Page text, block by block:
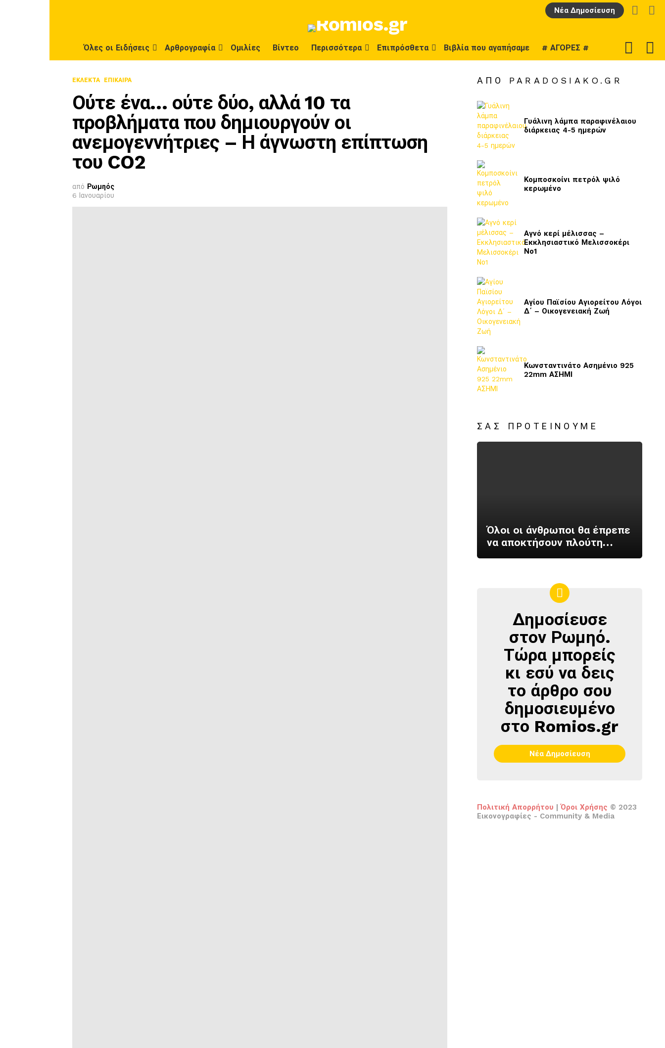
Νέα Δημοσίευση
LOGIN
Όλες οι Ειδήσεις Αρθρογραφία Ομιλίες Βίντεο Περισσότερα Επιπρόσθετα Βιβλία που αγαπήσαμε # ΑΓΟΡΕΣ #
SKIN
ΕΚΛΕΚΤΆ ΕΠΊΚΑΙΡΑ
Ούτε ένα… ούτε δύο, αλλά 10 τα
προβλήματα που δημιουργούν οι
ανεμογεννήτριες – Η άγνωστη επίπτωση
του CO2
από Ρωμηός
6 Ιανουαρίου
ΑΠΌ PARADOSIAKO.GR
Γυάλινη λάμπα παραφινέλαιου
διάρκειας 4-5 ημερών
Κομποσκοίνι πετρόλ ψιλό
κερωμένο
Αγνό κερί μέλισσας –
Εκκλησιαστικό Μελισσοκέρι
Νο1
Αγίου Παϊσίου Αγιορείτου Λόγοι
Δ΄ – Οικογενειακή Ζωή
Κωνσταντινάτο Ασημένιο 925
22mm ΑΣΗΜΙ
ΣΑΣ ΠΡΟΤΕΊΝΟΥΜΕ
Όλοι οι άνθρωποι θα έπρεπε
να αποκτήσουν πλούτη…
ΔΗΜΟΣΊΕΥΣΕ
ΣΤΟΝ
ΡΩΜΗΌ
Δημοσίευσε
στον Ρωμηό.
Τώρα μπορείς
κι εσύ να δεις
το άρθρο σου
δημοσιευμένο
στο Romios.gr
Νέα Δημοσίευση
Πολιτική Απορρήτου | Όροι Χρήσης © 2023
Εικονογραφίες - Community & Media